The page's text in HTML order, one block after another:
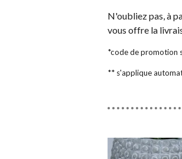
N'oubliez pas, à
vous offre la
*code de promotion
** s'applique